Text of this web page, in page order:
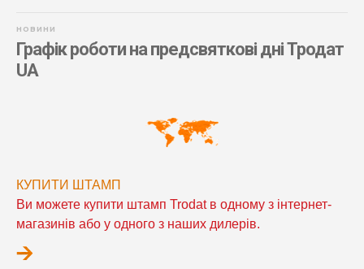
НОВИНИ
Графік роботи на предсвяткові дні Тродат
UA
КУПИТИ ШТАМП
Ви можете купити штамп Trodat в одному з інтернет-
магазинів або у одного з наших дилерів.